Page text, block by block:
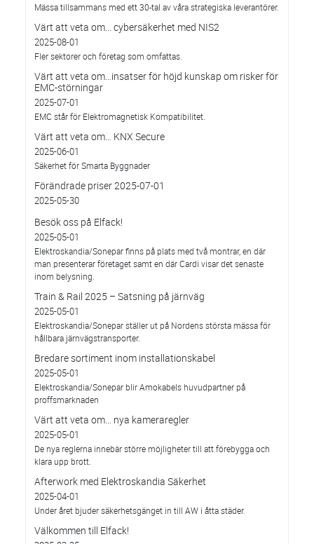
Mässa tillsammans med ett 30-tal av våra strategiska leverantörer.
Värt att veta om... cybersäkerhet med NIS2
2025-08-01
Fler sektorer och företag som omfattas.
Värt att veta om…insatser för höjd kunskap om risker för
EMC-störningar
2025-07-01
EMC står för Elektromagnetisk Kompatibilitet.
Värt att veta om… KNX Secure
2025-06-01
Säkerhet för Smarta Byggnader
Förändrade priser 2025-07-01
2025-05-30
Besök oss på Elfack!
2025-05-01
Elektroskandia/Sonepar finns på plats med två montrar, en där
man presenterar företaget samt en där Cardi visar det senaste
inom belysning.
Train & Rail 2025 – Satsning på järnväg
2025-05-01
Elektroskandia/Sonepar ställer ut på Nordens största mässa för
hållbara järnvägstransporter.
Bredare sortiment inom installationskabel
2025-05-01
Elektroskandia/Sonepar blir Amokabels huvudpartner på
proffsmarknaden
Värt att veta om... nya kameraregler
2025-05-01
De nya reglerna innebär större möjligheter till att förebygga och
klara upp brott.
Afterwork med Elektroskandia Säkerhet
2025-04-01
Under året bjuder säkerhetsgänget in till AW i åtta städer.
Välkommen till Elfack!